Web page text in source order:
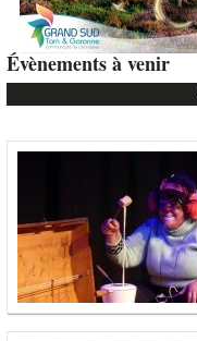
Évènements à venir